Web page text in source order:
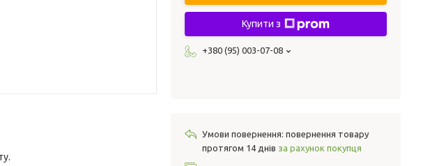
Купити з
+380 (95) 003-07-08
повернення товару
протягом 14 днів за рахунок покупця